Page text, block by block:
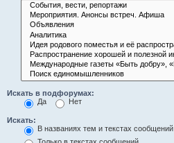
Искать в подфорумах:
Да
Нет
Искать:
В названиях тем и текстах сообщений